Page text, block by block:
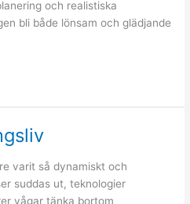
och realistiska
bli både lönsam och glädjande
varit så dynamiskt och
suddas ut, teknologier
vågar tänka bortom